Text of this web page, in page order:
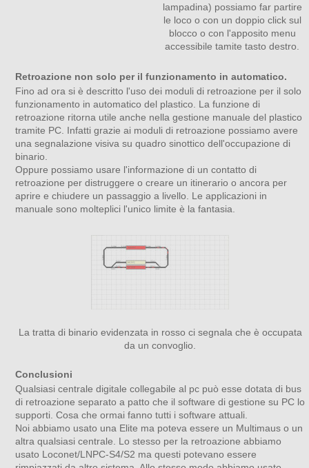
lampadina) possiamo far partire
le loco o con un doppio click sul
blocco o con l'apposito menu
accessibile tamite tasto destro.
Retroazione non solo per il funzionamento in automatico.
Fino ad ora si è descritto l'uso dei moduli di retroazione per il solo
funzionamento in automatico del plastico. La funzione di
retroazione ritorna utile anche nella gestione manuale del plastico
tramite PC. Infatti grazie ai moduli di retroazione possiamo avere
una segnalazione visiva su quadro sinottico dell'occupazione di
binario.
Oppure possiamo usare l'informazione di un contatto di
retroazione per distruggere o creare un itinerario o ancora per
aprire e chiudere un passaggio a livello. Le applicazioni in
manuale sono molteplici l'unico limite è la fantasia.
La tratta di binario evidenzata in rosso ci segnala che è occupata
da un convoglio.
Conclusioni
Qualsiasi centrale digitale collegabile al pc può esse dotata di bus
di retroazione separato a patto che il software di gestione su PC lo
supporti. Cosa che ormai fanno tutti i software attuali.
Noi abbiamo usato una Elite ma poteva essere un Multimaus o un
altra qualsiasi centrale. Lo stesso per la retroazione abbiamo
usato Loconet/LNPC-S4/S2 ma questi potevano essere